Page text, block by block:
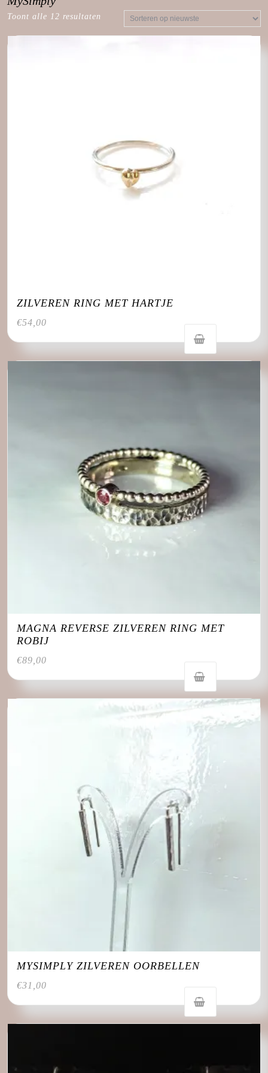
Toont alle 12 resultaten
ZILVEREN RING MET HARTJE
€54,00
MAGNA REVERSE ZILVEREN RING MET
ROBIJ
€89,00
MYSIMPLY ZILVEREN OORBELLEN
€31,00